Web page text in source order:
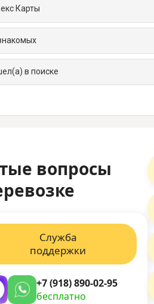
Карты
в поиске
вопросы
Служба
поддержки
+7 (918) 890-02-95
бесплатно